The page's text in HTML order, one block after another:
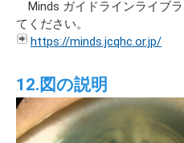
Minds ガイドラインライブ
てください。
https://minds.jcqhc.or.jp/
12.図の説明